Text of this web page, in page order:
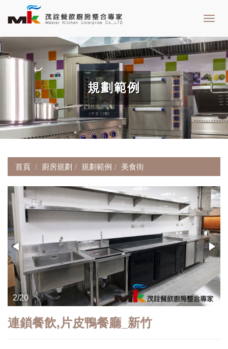
規劃範例
首頁 廚房規劃 規劃範例 美食街
3/20
連鎖餐飲,片皮鴨餐廳_新竹